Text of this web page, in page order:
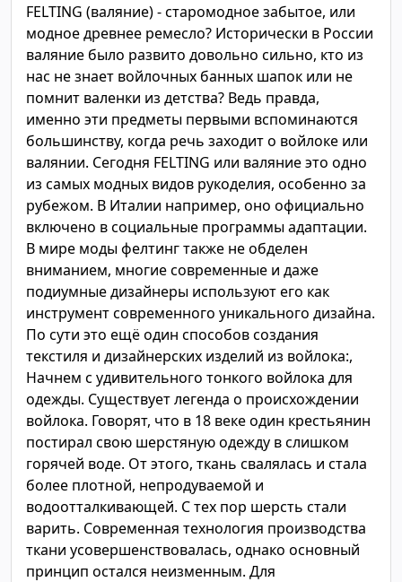
FELTING (валяние) - старомодное забытое, или
модное древнее ремесло? Исторически в России
валяние было развито довольно сильно, кто из
нас не знает войлочных банных шапок или не
помнит валенки из детства? Ведь правда,
именно эти предметы первыми вспоминаются
большинству, когда речь заходит о войлоке или
валянии. Сегодня FELTING или валяние это одно
из самых модных видов рукоделия, особенно за
рубежом. В Италии например, оно официально
включено в социальные программы адаптации.
В мире моды фелтинг также не обделен
вниманием, многие современные и даже
подиумные дизайнеры используют его как
инструмент современного уникального дизайна.
По сути это ещё один способов создания
текстиля и дизайнерских изделий из войлока:,
Начнем с удивительного тонкого войлока для
одежды. Существует легенда о происхождении
войлока. Говорят, что в 18 веке один крестьянин
постирал свою шерстяную одежду в слишком
горячей воде. От этого, ткань свалялась и стала
более плотной, непродуваемой и
водоотталкивающей. С тех пор шерсть стали
варить. Современная технология производства
ткани усовершенствовалась, однако основный
принцип остался неизменным. Для